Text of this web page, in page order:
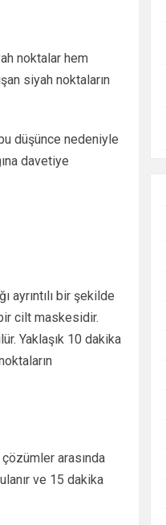
noktalar hem
siyah noktaların
düşünce nedeniyle
davetiye
ayrıntılı bir şekilde
cilt maskesidir.
Yaklaşık 10 dakika
arasında
ve 15 dakika